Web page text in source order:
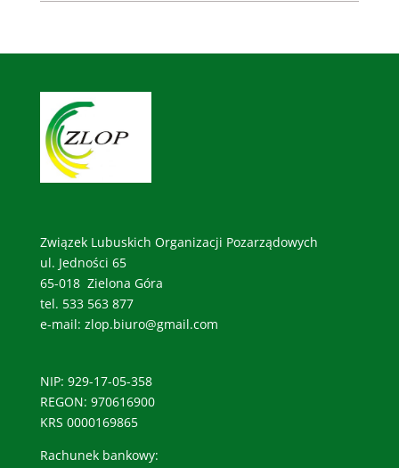
Związek Lubuskich Organizacji Pozarządowych
ul. Jedności 65
65-018 Zielona Góra
tel. 533 563 877
e-mail: zlop.biuro@gmail.com
NIP: 929-17-05-358
REGON: 970616900
KRS 0000169865
Rachunek bankowy: